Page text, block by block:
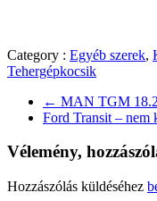
Category : Egyéb szerek,
Tehergépkocsik
← MAN TGM
Ford Transit – nem
Vélemény,
Hozzászólás küldéséhez